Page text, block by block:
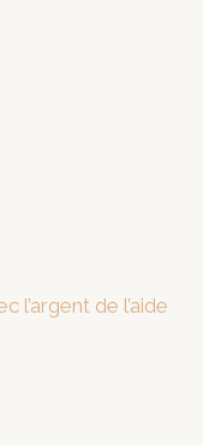
l’argent de l’aide